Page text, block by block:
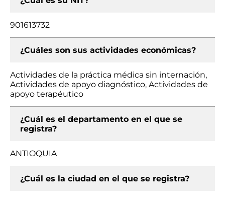
901613732
¿Cuáles son sus actividades económicas?
Actividades de la práctica médica sin internación,
Actividades de apoyo diagnóstico, Actividades de
apoyo terapéutico
¿Cuál es el departamento en el que se
registra?
ANTIOQUIA
¿Cuál es la ciudad en el que se registra?